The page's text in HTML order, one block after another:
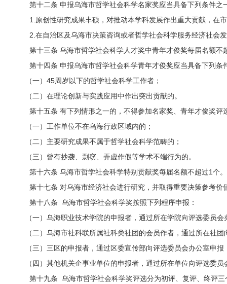
第十二条 申报乌海市哲学社会科学名家奖应当具备下列条件之
1.原创性研究成果丰硕，对推动本学科发展作出重大贡献，在
2.在自治区及乌海市决策咨询或者哲学社会科学服务经济社会
第十三条 乌海市哲学社会科学人才奖中青年才俊奖每届名额不
第十四条 申报乌海市哲学社会科学青年才俊奖应当具备下列条
（一）45周岁以下的哲学社会科学工作者；
（二）在理论创新与实践应用中作出突出贡献的。
第十五条 有下列情形之一的，不得参加名家奖、青年才俊奖评
（一）工作单位不在乌海行政区域内的；
（二）主要研究成果不属于哲学社会科学范畴的；
（三）曾有抄袭、剽窃、弄虚作假等学术不端行为的。
第十六条 乌海市哲学社会科学特别贡献奖每届名额不超过1个。
第十七条 对乌海市经济社会进行研究，并取得重要决策参考价
第十八条 乌海市哲学社会科学奖按照下列程序申报：
（一）乌海职业技术学院的申报者，通过所在学院向评选委员会
（二）乌海市社科联所属社科类社团的会员作者，通过所在社团
（三）三区的申报者，通过区委宣传部向评选委员会办公室申报
（四）其他机关企事业单位的申报者，通过所在单位向评选委员
第十九条 乌海市哲学社会科学奖评选分为初评、复评、终评三